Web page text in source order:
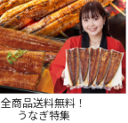
全商品送料無料！
うなぎ特集